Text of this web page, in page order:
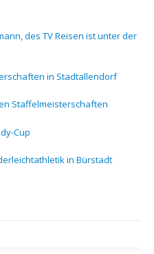
des TV Reisen ist unter der
in Stadtallendorf
Staffelmeisterschaften
Cup
in Bürstadt